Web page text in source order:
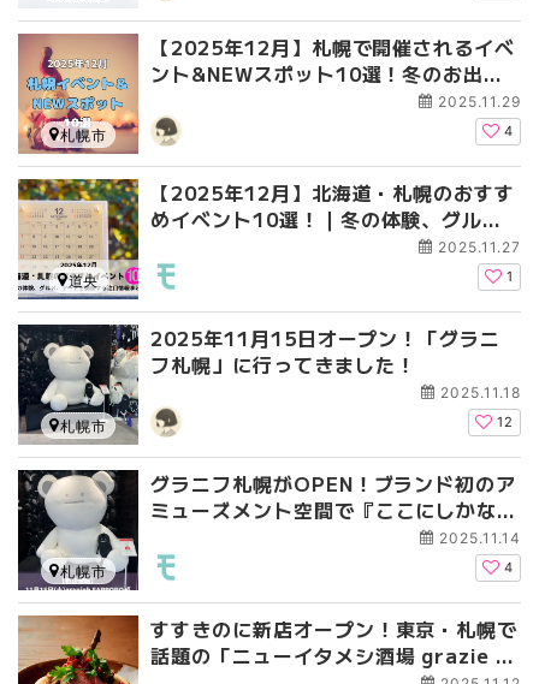
【2025年12月】札幌で開催されるイベ
ント&NEWスポット10選！冬のお出か
2025.11.29
4
札幌市
【2025年12月】北海道・札幌のおすす
めイベント10選！｜冬の体験、グル
メ、アートを満喫する注目情報まとめ
2025.11.27
1
道央
2025年11月15日オープン！「グラニ
フ札幌」に行ってきました！
2025.11.18
12
札幌市
グラニフ札幌がOPEN！ブランド初のア
ミューズメント空間で『ここにしかない
2025.11.14
4
札幌市
すすきのに新店オープン！東京・札幌で
話題の「ニューイタメシ酒場 grazie す